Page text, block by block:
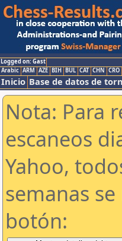
Logged on: Gast
Arabic ARM AZE BIH BUL CAT CHN CRO
Inicio Base de datos de
Nota: Para
escaneos
Yahoo,
semanas
botón: